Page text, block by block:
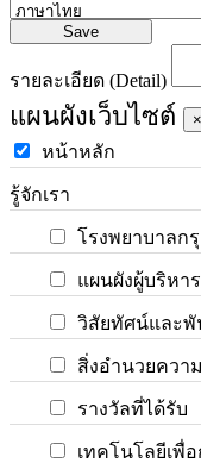
Save
รายละเอียด (Detail)
แผนผังเว็บไซต์ ×
หน้าหลัก
รู้จักเรา
โรงพยาบาลก
แผนผังผู้บริหาร
วิสัยทัศน์และพั
สิ่งอำนวยควา
รางวัลที่ได้รับ
เทคโนโลยีเพื่